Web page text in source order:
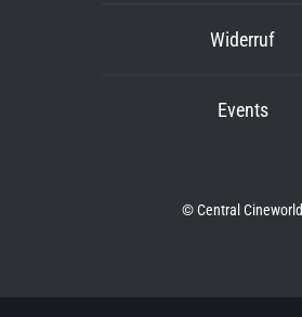
Widerruf
Events
© Central Cineworld